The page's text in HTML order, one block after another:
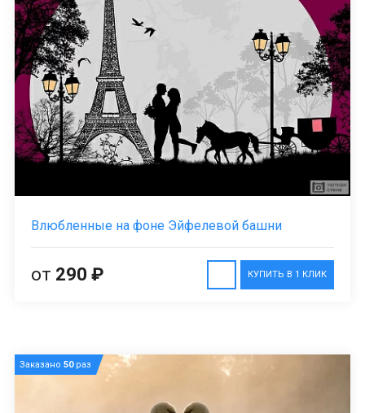
Влюбленные на фоне Эйфелевой башни
КУПИТЬ В 1 КЛИК
от 290 ₽
Заказано 50раз